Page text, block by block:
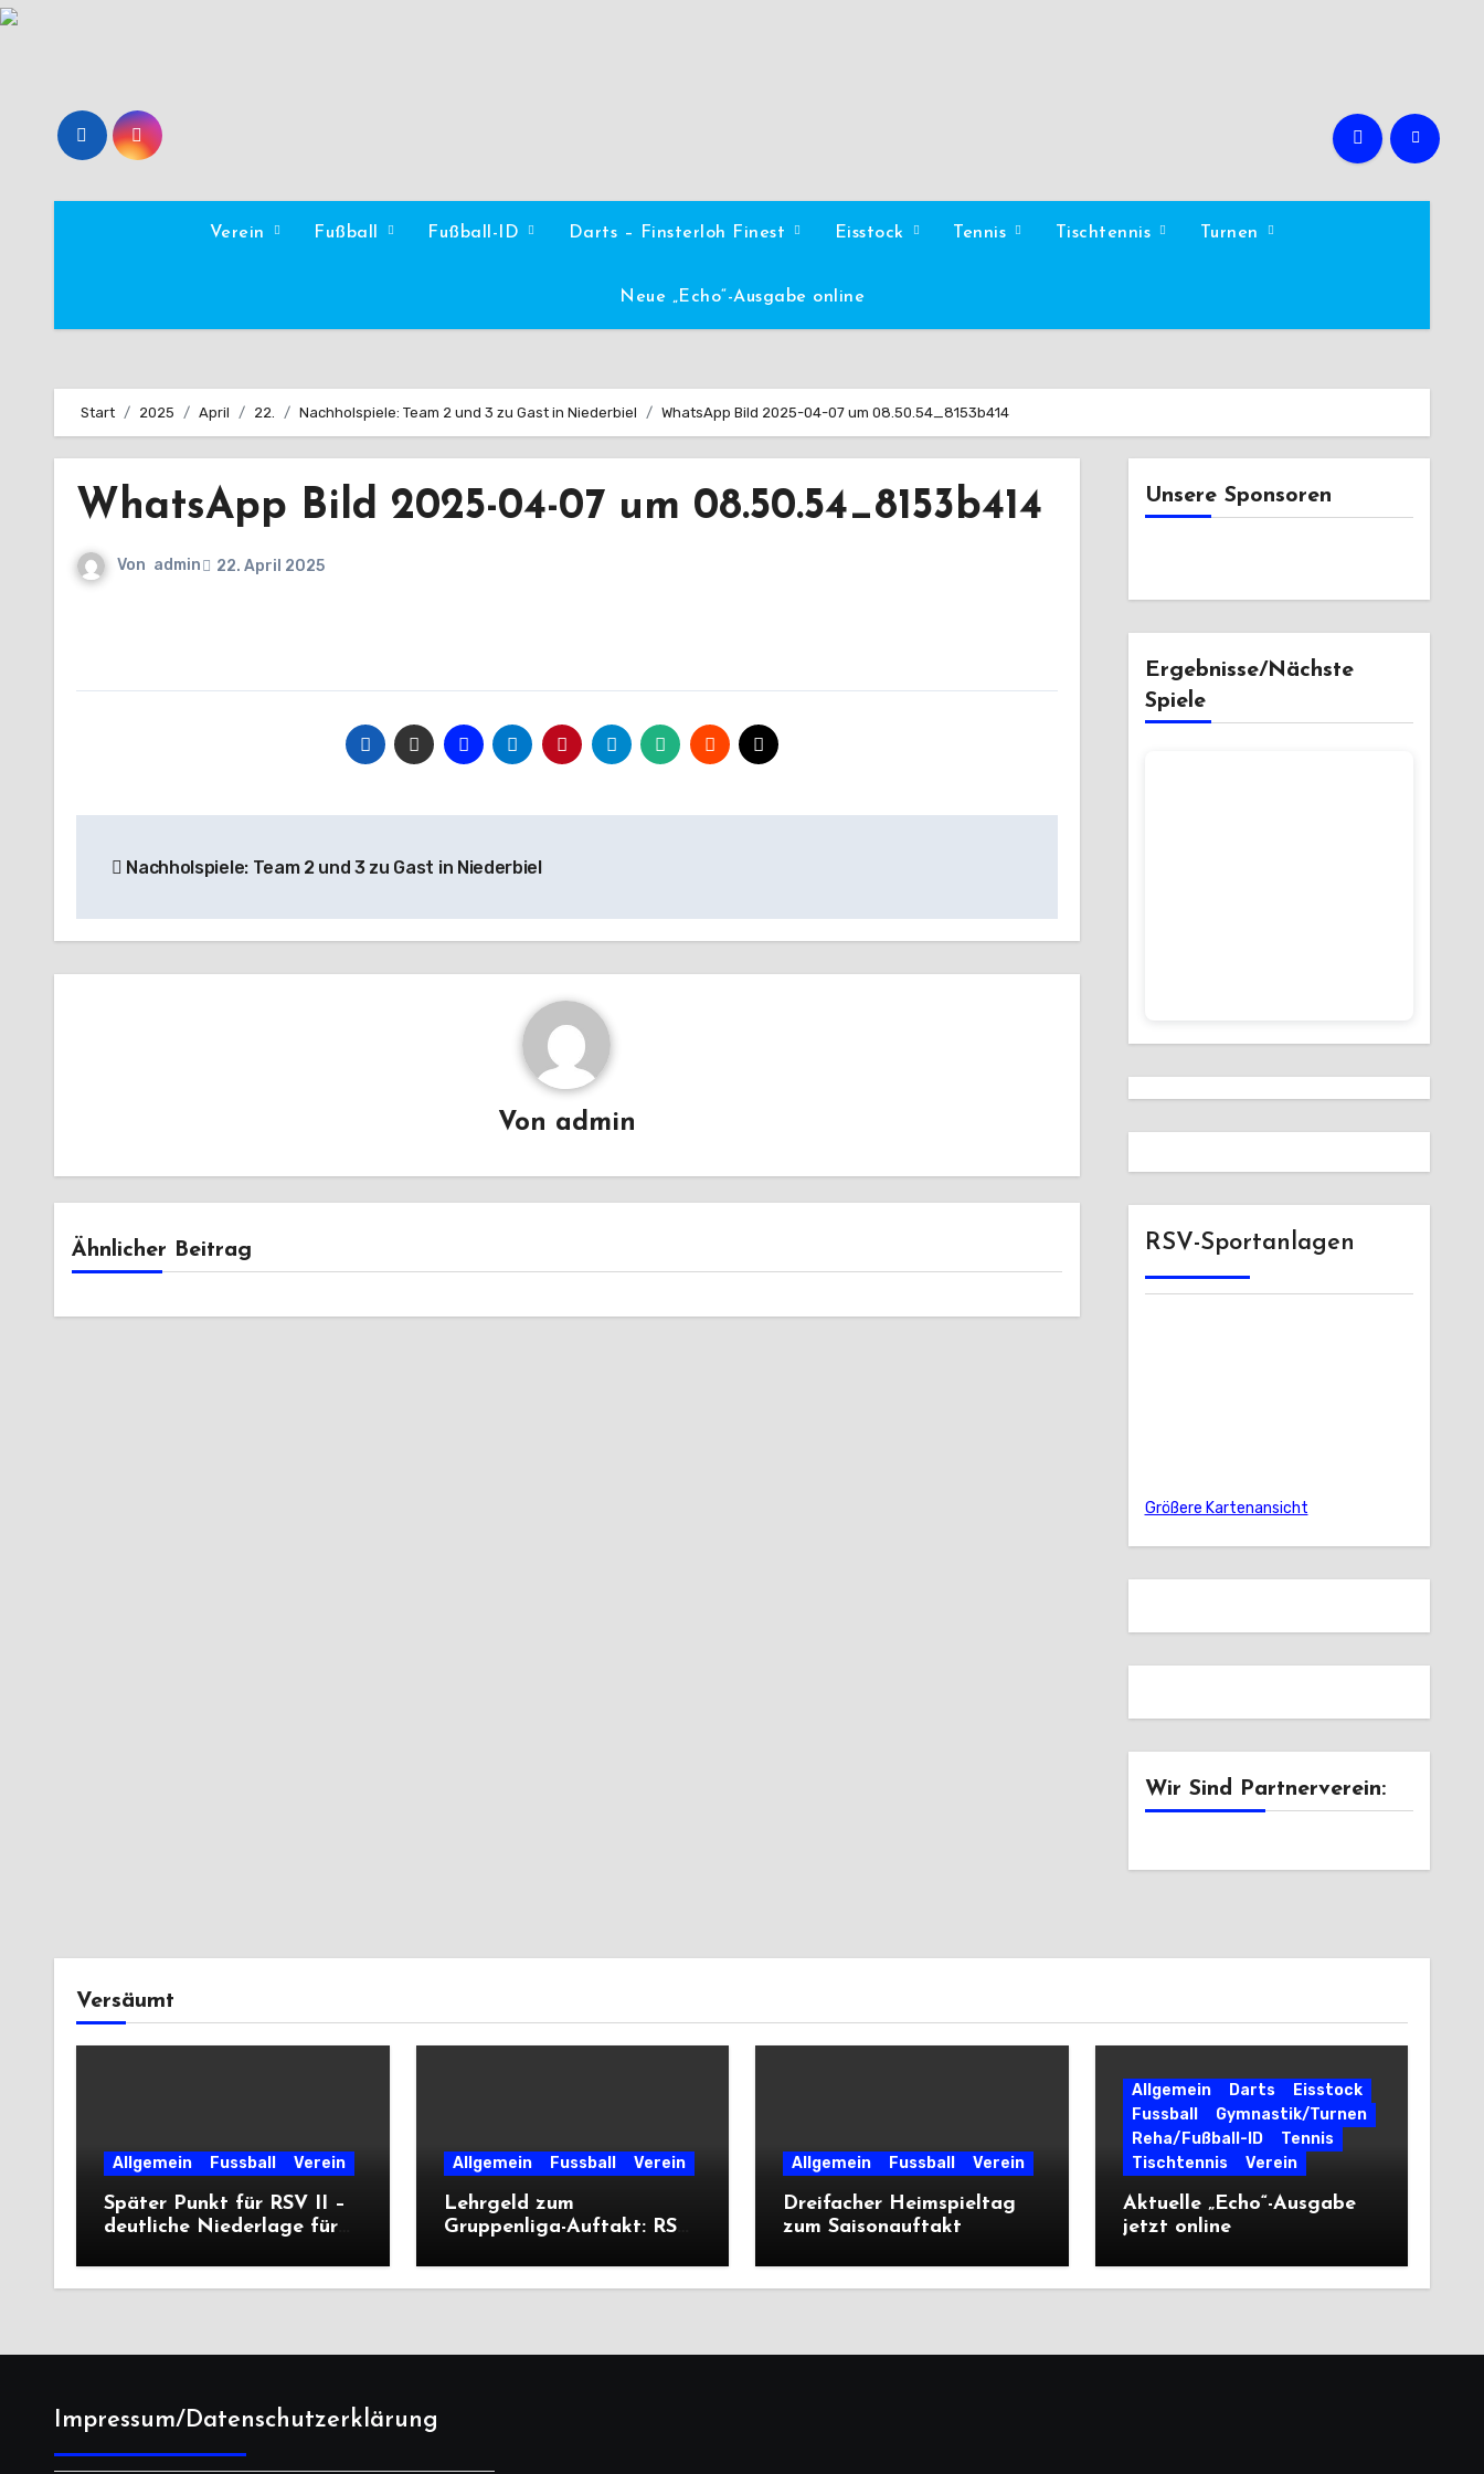
Zum
Verein Fußball Fußball-ID Darts – Finsterloh Finest Eisstock Tennis Tischtennis Turnen
Neue „Echo“-Ausgabe online
Start 2025 April 22. Nachholspiele: Team 2 und 3 zu Gast in Niederbiel WhatsApp Bild 2025-04-07 um 08.50.54_8153b414
WhatsApp Bild 2025-04-07 um 08.50.54_8153b414
Von admin 22. April 2025
Nachholspiele: Team 2 und 3 zu Gast in Niederbiel
Von admin
Ähnlicher Beitrag
Unsere Sponsoren
Ergebnisse/Nächste
Spiele
RSV-Sportanlagen
Größere Kartenansicht
Wir Sind Partnerverein:
Versäumt
Allgemein Fussball Verein
Später Punkt für RSV II –
deutliche Niederlage für
Allgemein Fussball Verein
Lehrgeld zum
Gruppenliga-Auftakt: RSV
deutlich
Allgemein Fussball Verein
Dreifacher Heimspieltag
zum Saisonauftakt
Allgemein Darts
Eisstock
Fussball
Gymnastik/Turnen
Reha/Fußball-ID
Tennis
Tischtennis
Verein
Aktuelle „Echo“-Ausgabe
jetzt online
Impressum/Datenschutzerklärung